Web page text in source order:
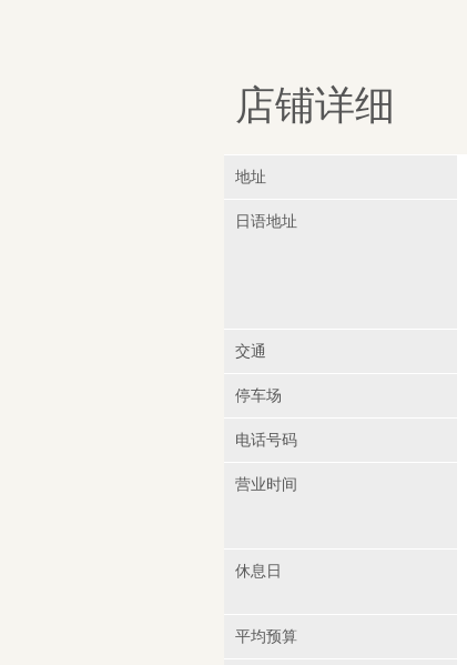
店铺详细
地址
日语地址
交通
停车场
电话号码
营业时间
休息日
平均预算